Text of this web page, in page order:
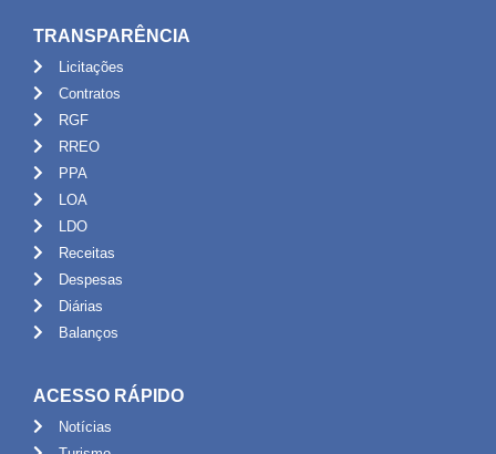
TRANSPARÊNCIA
Licitações
Contratos
RGF
RREO
PPA
LOA
LDO
Receitas
Despesas
Diárias
Balanços
ACESSO RÁPIDO
Notícias